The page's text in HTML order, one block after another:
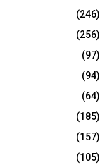
(246)
(256)
(97)
(94)
(64)
(185)
(157)
(105)